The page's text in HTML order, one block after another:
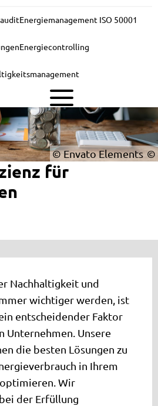
Energiemanagement ISO 50001
Energiecontrolling
© Envato Elements
für
Nachhaltigkeit und
wichtiger werden, ist
entscheidender Faktor
Unternehmen. Unsere
die besten Lösungen zu
in Ihrem
Wir
der Erfüllung